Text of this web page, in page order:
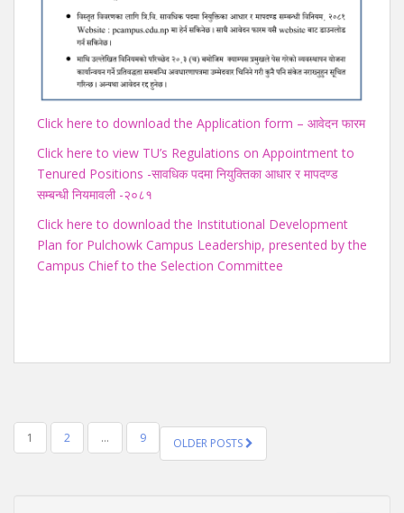
Click here to download the Application form – आवेदन फारम
Click here to view TU’s Regulations on Appointment to
Tenured Positions -सावधिक पदमा नियुक्तिका आधार र मापदण्ड
सम्बन्धी नियमावली -२०८१
Click here to download the Institutional Development
Plan for Pulchowk Campus Leadership, presented by the
Campus Chief to the Selection Committee
POSTS
NAVIGATION
1 2 … 9 OLDER POSTS